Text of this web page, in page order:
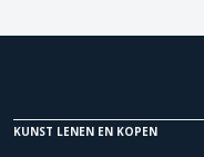
KUNST LENEN EN KOPEN